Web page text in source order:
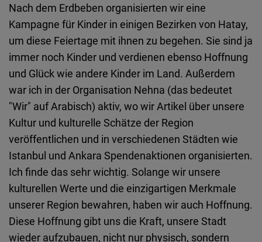
Nach dem Erdbeben organisierten wir eine
Kampagne für Kinder in einigen Bezirken von Hatay,
um diese Feiertage mit ihnen zu begehen. Sie sind ja
immer noch Kinder und verdienen ebenso Hoffnung
und Glück wie andere Kinder im Land. Außerdem
war ich in der Organisation Nehna (das bedeutet
"Wir" auf Arabisch) aktiv, wo wir Artikel über unsere
Kultur und kulturelle Schätze der Region
veröffentlichen und in verschiedenen Städten wie
Istanbul und Ankara Spendenaktionen organisierten.
Ich finde das sehr wichtig. Solange wir unsere
kulturellen Werte und die einzigartigen Merkmale
unserer Region bewahren, haben wir auch Hoffnung.
Diese Hoffnung gibt uns die Kraft, unsere Stadt
wieder aufzubauen, nicht nur physisch, sondern